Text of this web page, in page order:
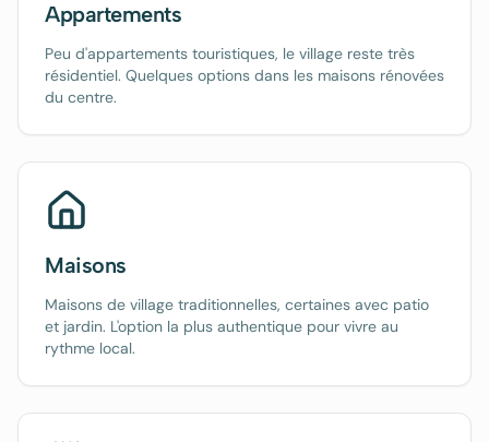
Appartements
Peu d'appartements touristiques, le village reste très
résidentiel. Quelques options dans les maisons rénovées
du centre.
Maisons
Maisons de village traditionnelles, certaines avec patio
et jardin. L'option la plus authentique pour vivre au
rythme local.